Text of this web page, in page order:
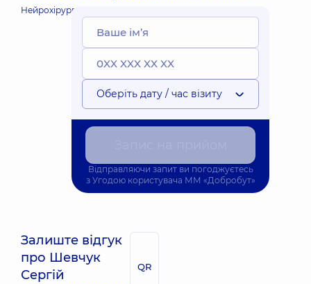
Нейрохірург;
Залиште відгук
про Шевчук
Сергій
QR
Оберіть дату / час візиту
Відправляючи запит ви погоджуєтесь
з Угодою користувача ММ «Добробут»